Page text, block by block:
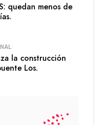
quedan menos de
la construcción
Los.